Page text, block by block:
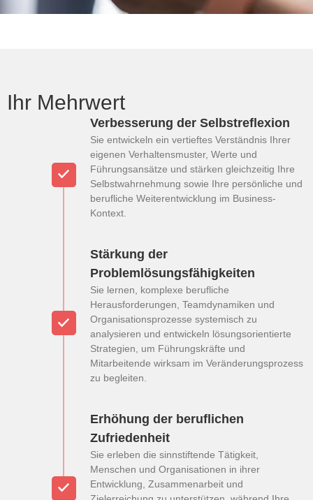
Ihr Mehrwert
Verbesserung der Selbstreflexion
Sie entwickeln ein vertieftes Verständnis Ihrer
eigenen Verhaltensmuster, Werte und
Führungsansätze und stärken gleichzeitig Ihre
Selbstwahrnehmung sowie Ihre persönliche und
berufliche Weiterentwicklung im Business-
Kontext.
Stärkung der
Problemlösungsfähigkeiten
Sie lernen, komplexe berufliche
Herausforderungen, Teamdynamiken und
Organisationsprozesse systemisch zu
analysieren und entwickeln lösungsorientierte
Strategien, um Führungskräfte und
Mitarbeitende wirksam im Veränderungsprozess
zu begleiten.
Erhöhung der beruflichen
Zufriedenheit
Sie erleben die sinnstiftende Tätigkeit,
Menschen und Organisationen in ihrer
Entwicklung, Zusammenarbeit und